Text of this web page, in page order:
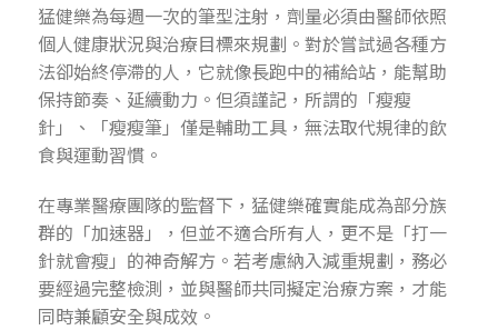
猛健樂為每週一次的筆型注射，劑量必須由醫師依照
個人健康狀況與治療目標來規劃。對於嘗試過各種方
法卻始終停滯的人，它就像長跑中的補給站，能幫助
保持節奏、延續動力。但須謹記，所謂的「瘦瘦
針」、「瘦瘦筆」僅是輔助工具，無法取代規律的飲
食與運動習慣。
在專業醫療團隊的監督下，猛健樂確實能成為部分族
群的「加速器」，但並不適合所有人，更不是「打一
針就會瘦」的神奇解方。若考慮納入減重規劃，務必
要經過完整檢測，並與醫師共同擬定治療方案，才能
同時兼顧安全與成效。